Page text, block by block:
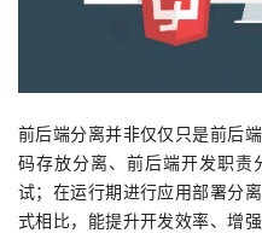
前后端分离并非仅仅只是前后
码存放分离、前后端开发职责
试；在运行期进行应用部署分
式相比，能提升开发效率、增